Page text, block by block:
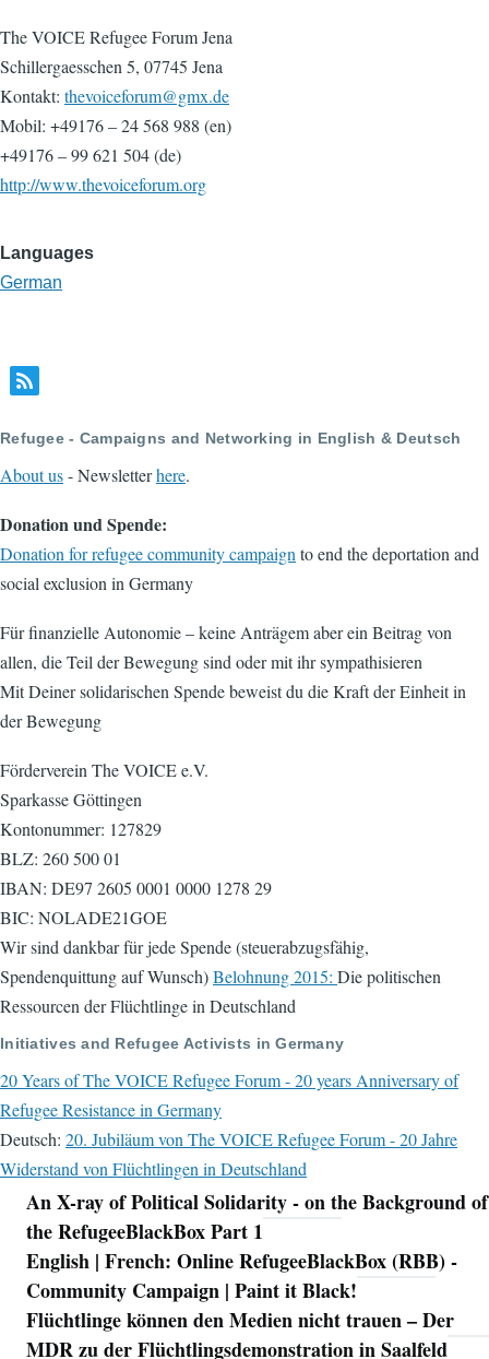
The VOICE Refugee Forum Jena
Schillergaesschen 5, 07745 Jena
Kontakt: thevoiceforum@gmx.de
Mobil: +49176 – 24 568 988 (en)
+49176 – 99 621 504 (de)
http://www.thevoiceforum.org
Languages
German
Refugee - Campaigns and Networking in English & Deutsch
About us- Newsletterhere.
Donation und Spende:
Donation for refugee community campaignto end the deportation and
social exclusion in Germany
Für finanzielle Autonomie – keine Anträgem aber ein Beitrag von
allen, die Teil der Bewegung sind oder mit ihr sympathisieren
Mit Deiner solidarischen Spende beweist du die Kraft der Einheit in
der Bewegung
Förderverein The VOICE e.V.
Sparkasse Göttingen
Kontonummer: 127829
BLZ: 260 500 01
IBAN: DE97 2605 0001 0000 1278 29
BIC: NOLADE21GOE
Wir sind dankbar für jede Spende (steuerabzugsfähig,
Spendenquittung auf Wunsch)Belohnung 2015: Die politischen
Ressourcen der Flüchtlinge in Deutschland
Initiatives and Refugee Activists in Germany
20 Years of The VOICE Refugee Forum - 20 years Anniversary of
Refugee Resistance in Germany
Deutsch: 20. Jubiläum von The VOICE Refugee Forum - 20 Jahre
Widerstand von Flüchtlingen in Deutschland
Navigation
An X-ray of Political Solidarity - on the Background of
the RefugeeBlackBox Part 1
English | French: Online RefugeeBlackBox (RBB) -
Community Campaign | Paint it Black!
Flüchtlinge können den Medien nicht trauen – Der
MDR zu der Flüchtlingsdemonstration in Saalfeld